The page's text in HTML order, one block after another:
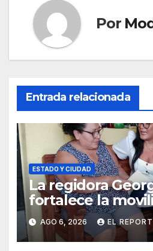
Por
Entrada relacionada
ESTADO Y CIUDAD
La regidora
fortalece la
adultos mayores
entrega de
ortopédicos
AGO 6, 2026 EL